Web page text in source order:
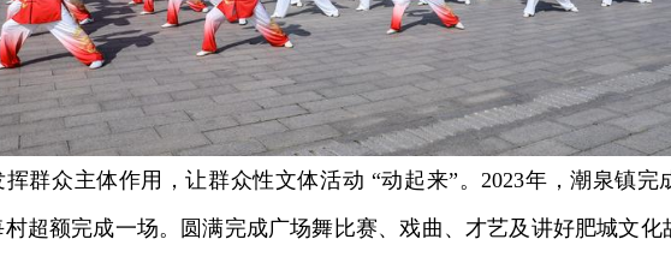
众主体作用，让群众性文体活动 “动起来”。2023年，潮泉镇完
村超额完成一场。圆满完成广场舞比赛、戏曲、才艺及讲好肥城文化